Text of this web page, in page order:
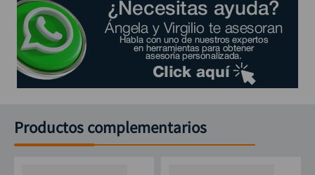
Productos complementarios